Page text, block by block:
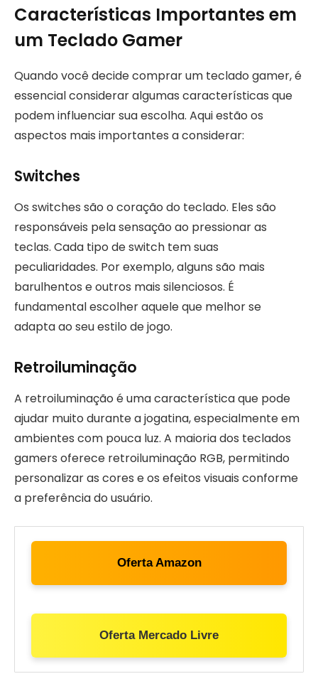
Características Importantes em
um Teclado Gamer
Quando você decide comprar um teclado gamer, é
essencial considerar algumas características que
podem influenciar sua escolha. Aqui estão os
aspectos mais importantes a considerar:
Switches
Os switches são o coração do teclado. Eles são
responsáveis pela sensação ao pressionar as
teclas. Cada tipo de switch tem suas
peculiaridades. Por exemplo, alguns são mais
barulhentos e outros mais silenciosos. É
fundamental escolher aquele que melhor se
adapta ao seu estilo de jogo.
Retroiluminação
A retroiluminação é uma característica que pode
ajudar muito durante a jogatina, especialmente em
ambientes com pouca luz. A maioria dos teclados
gamers oferece retroiluminação RGB, permitindo
personalizar as cores e os efeitos visuais conforme
a preferência do usuário.
Oferta Amazon
Oferta Mercado Livre